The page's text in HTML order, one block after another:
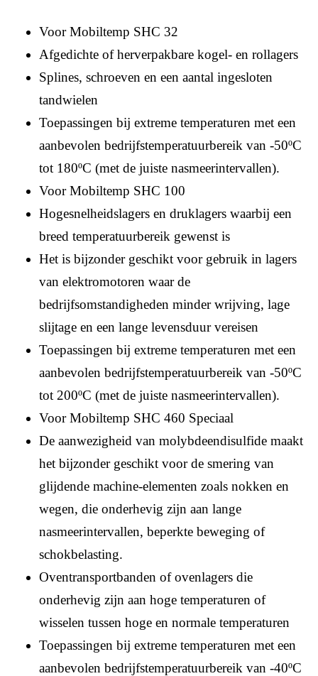
Voor Mobiltemp SHC 32
Afgedichte of herverpakbare kogel- en rollagers
Splines, schroeven en een aantal ingesloten
tandwielen
Toepassingen bij extreme temperaturen met een
aanbevolen bedrijfstemperatuurbereik van -50ºC
tot 180ºC (met de juiste nasmeerintervallen).
Voor Mobiltemp SHC 100
Hogesnelheidslagers en druklagers waarbij een
breed temperatuurbereik gewenst is
Het is bijzonder geschikt voor gebruik in lagers
van elektromotoren waar de
bedrijfsomstandigheden minder wrijving, lage
slijtage en een lange levensduur vereisen
Toepassingen bij extreme temperaturen met een
aanbevolen bedrijfstemperatuurbereik van -50ºC
tot 200ºC (met de juiste nasmeerintervallen).
Voor Mobiltemp SHC 460 Speciaal
De aanwezigheid van molybdeendisulfide maakt
het bijzonder geschikt voor de smering van
glijdende machine-elementen zoals nokken en
wegen, die onderhevig zijn aan lange
nasmeerintervallen, beperkte beweging of
schokbelasting.
Oventransportbanden of ovenlagers die
onderhevig zijn aan hoge temperaturen of
wisselen tussen hoge en normale temperaturen
Toepassingen bij extreme temperaturen met een
aanbevolen bedrijfstemperatuurbereik van -40ºC